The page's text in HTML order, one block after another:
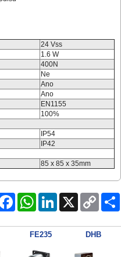
24 Vss
1.6 W
400N
Ne
Ano
Ano
EN1155
100%
IP54
IP42
85 x 85 x 35mm
FacebookWhatsAppLinkedInX
Copy
Link
FE235 DHB